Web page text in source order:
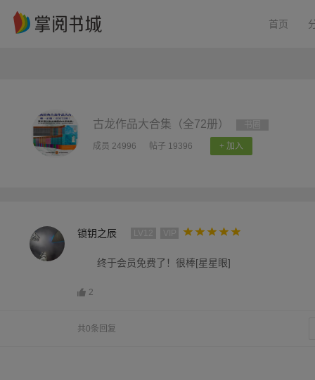
首页
古龙作品大合集（全72册）
成员 24996 帖子 19396 + 加入
锁钥之辰
终于会员免费了！很棒[星星眼]
2
共0条回复